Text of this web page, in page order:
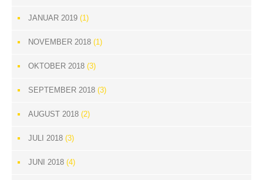
JANUAR 2019 (1)
NOVEMBER 2018 (1)
OKTOBER 2018 (3)
SEPTEMBER 2018 (3)
AUGUST 2018 (2)
JULI 2018 (3)
JUNI 2018 (4)